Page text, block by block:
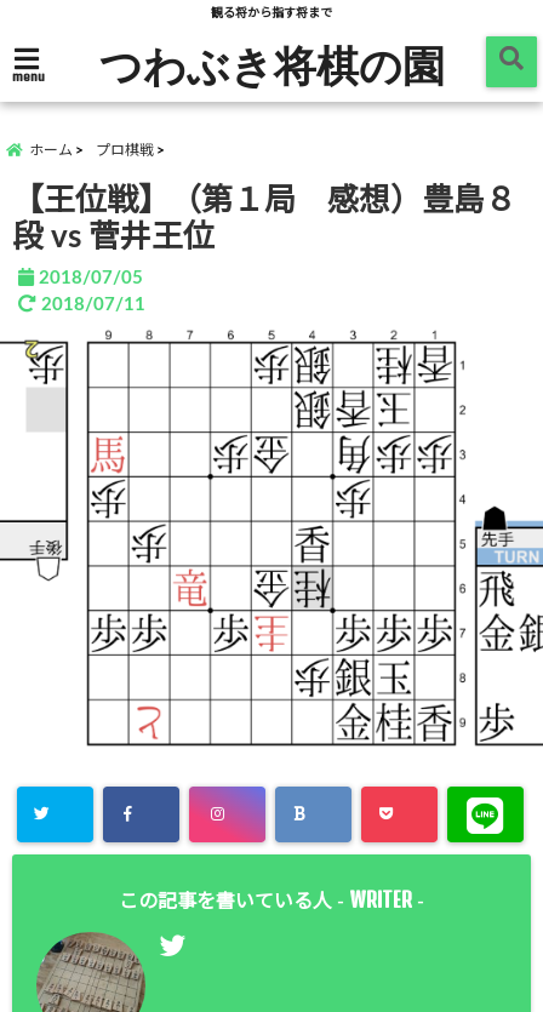
観る将から指す将まで
menu つわぶき将棋の園
ホーム プロ棋戦
【王位戦】（第１局 感想）豊島８
段 vs 菅井王位
2018/07/05
2018/07/11
この記事を書いている人 - WRITER -